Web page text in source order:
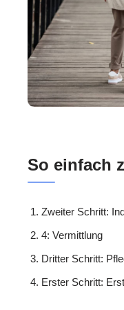
So einfach
Zweiter Schritt:
4: Vermittlung
Dritter Schritt:
Erster Schritt: